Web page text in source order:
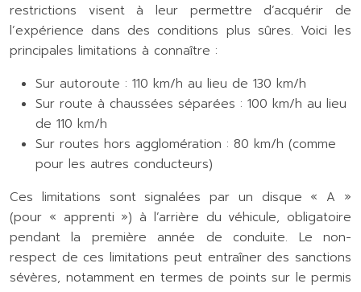
restrictions visent à leur permettre d’acquérir de
l’expérience dans des conditions plus sûres. Voici les
principales limitations à connaître :
Sur autoroute : 110 km/h au lieu de 130 km/h
Sur route à chaussées séparées : 100 km/h au lieu
de 110 km/h
Sur routes hors agglomération : 80 km/h (comme
pour les autres conducteurs)
Ces limitations sont signalées par un disque « A »
(pour « apprenti ») à l’arrière du véhicule, obligatoire
pendant la première année de conduite. Le non-
respect de ces limitations peut entraîner des sanctions
sévères, notamment en termes de points sur le permis